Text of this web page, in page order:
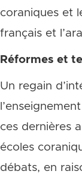
coraniques et
français et
Réformes et
Un regain
ces dernières
écoles
débats, en